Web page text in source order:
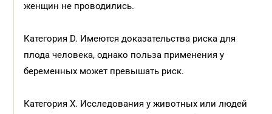
женщин не проводились.
Категория D. Имеются доказательства риска для
плода человека, однако польза применения у
беременных может превышать риск.
Категория X. Исследования у животных или людей